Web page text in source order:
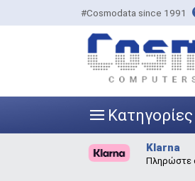
#Cosmodata since 1991
|||
Klarna
Πληρώστε